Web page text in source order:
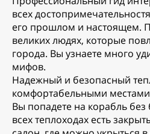
всех
его прошлом и настоящем.
великих людях, которые
города. Вы узнаете много
мифов.
Надежный и безопасный
комфортабельными
Вы попадете на корабль
всех теплоходах есть